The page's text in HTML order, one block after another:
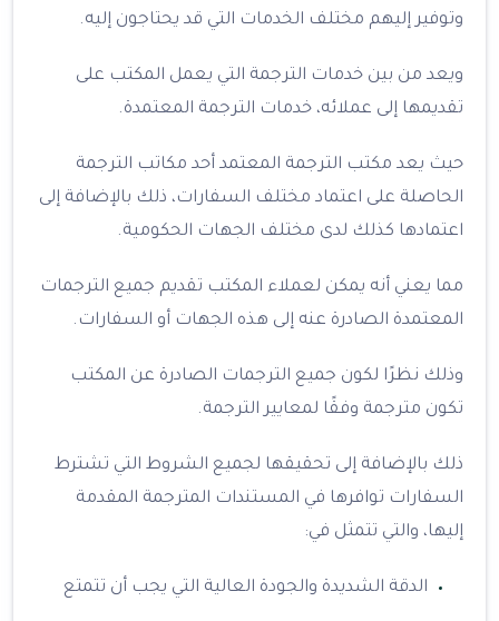
وتوفير إليهم مختلف الخدمات التي قد يحتاجون إليه.
ويعد من بين خدمات الترجمة التي يعمل المكتب على
تقديمها إلى عملائه، خدمات الترجمة المعتمدة.
حيث يعد مكتب الترجمة المعتمد أحد مكاتب الترجمة
الحاصلة على اعتماد مختلف السفارات، ذلك بالإضافة إلى
اعتمادها كذلك لدى مختلف الجهات الحكومية.
مما يعني أنه يمكن لعملاء المكتب تقديم جميع الترجمات
المعتمدة الصادرة عنه إلى هذه الجهات أو السفارات.
وذلك نظرًا لكون جميع الترجمات الصادرة عن المكتب
تكون مترجمة وفقًا لمعايير الترجمة.
ذلك بالإضافة إلى تحقيقها لجميع الشروط التي تشترط
السفارات توافرها في المستندات المترجمة المقدمة
إليها، والتي تتمثل في:
الدقة الشديدة والجودة العالية التي يجب أن تتمتع